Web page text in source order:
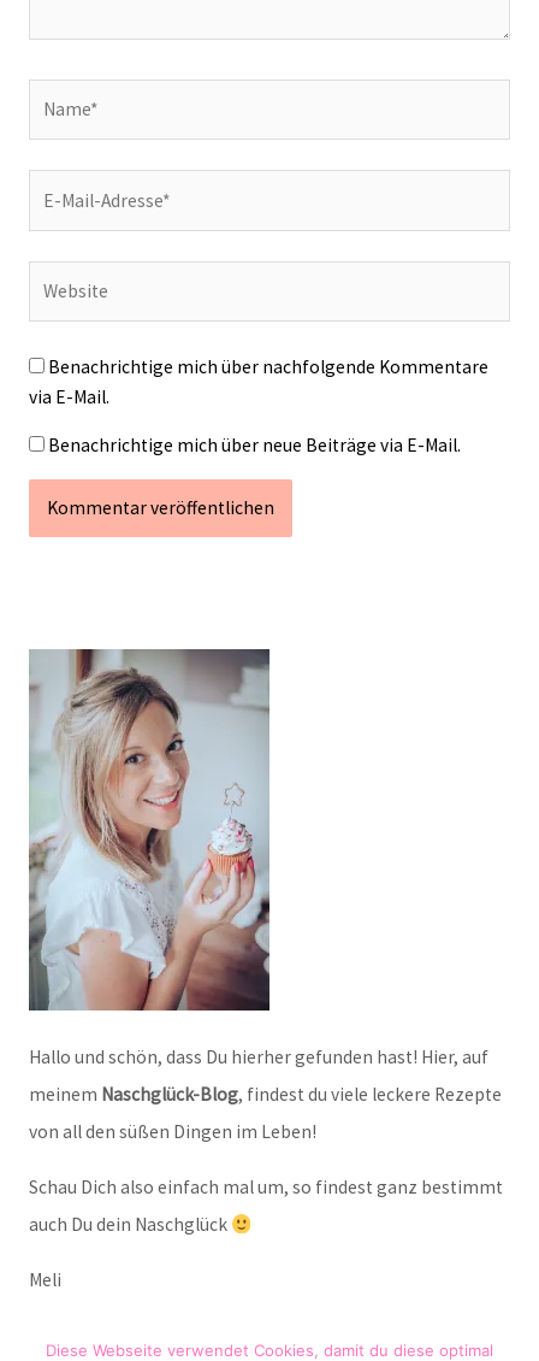
Mail-
Benachrichtige mich über nachfolgende Kommentare
via E-Mail.
Benachrichtige mich über neue Beiträge via E-Mail.
Hallo und schön, dass Du hierher gefunden hast! Hier, auf
meinem Naschglück-Blog, findest du viele leckere Rezepte
von all den süßen Dingen im Leben!
Schau Dich also einfach mal um, so findest ganz bestimmt
auch Du dein Naschglück
Meli
Diese Webseite verwendet Cookies, damit du diese optimal